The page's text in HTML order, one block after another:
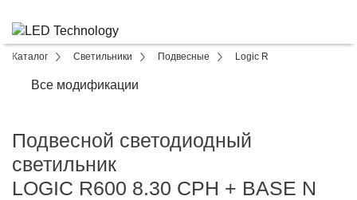
Каталог Светильники Подвесные Logic R
Все модификации
Подвесной светодиодный
светильник
LOGIC R600 8.30 CPH + BASE N